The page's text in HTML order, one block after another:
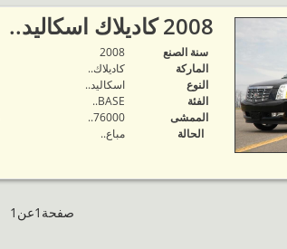
2008 كاديلاك اسكاليد..
سنة الصنع
2008
الماركة
كاديلاك..
النوع
اسكاليد..
الفئة
BASE..
الممشى
76000..
الحالة
مباع..
صفحة1عن1